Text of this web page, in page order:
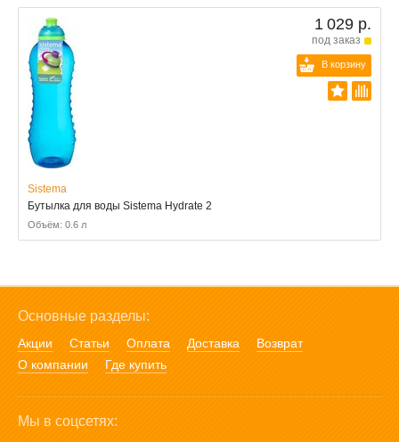
1 029 р.
под заказ
В корзину
Sistema
Бутылка для воды Sistema Hydrate 2
Объём: 0.6 л
Основные разделы:
Акции Статьи Оплата Доставка
Возврат
О компании
Где купить
Мы в соцсетях: